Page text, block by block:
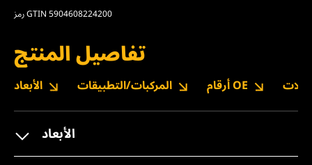
رمز GTIN 5904608224200
تفاصيل المنتج
الأبعاد المركبات/التطبيقات أرقام OE
الأبعاد